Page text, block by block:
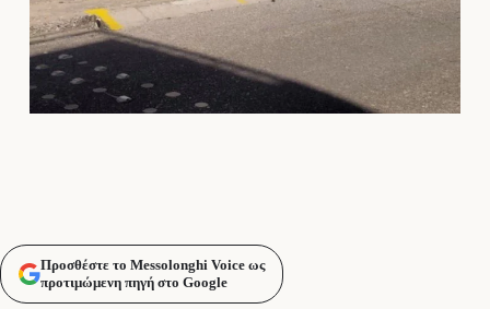
Προσθέστε το Messolonghi Voice ως
προτιμώμενη πηγή στο Google